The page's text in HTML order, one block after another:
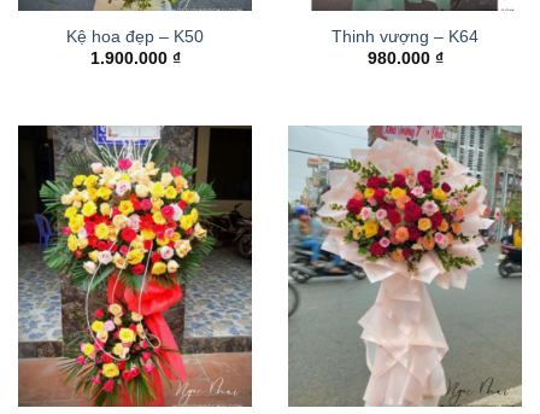
Kệ hoa đẹp – K50
1.900.000 ₫
Thinh vượng – K64
980.000 ₫